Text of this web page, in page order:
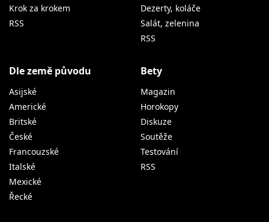
Krok za krokem
RSS
Dezerty, koláče
Salát, zelenina
RSS
Dle země původu
Asijské
Americké
Britské
České
Francouzské
Italské
Mexické
Řecké
Bety
Magazin
Horokopy
Diskuze
Soutěže
Testování
RSS